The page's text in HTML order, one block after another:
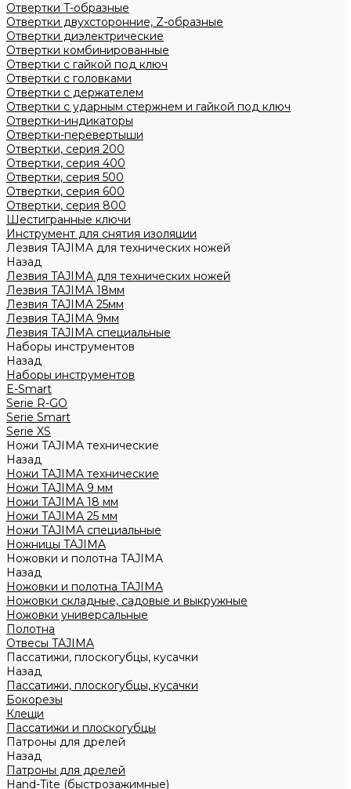
Отвертки T-образные
Отвертки двухсторонние, Z-образные
Отвертки диэлектрические
Отвертки комбинированные
Отвертки с гайкой под ключ
Отвертки с головками
Отвертки с держателем
Отвертки с ударным стержнем и гайкой под ключ
Отвертки-индикаторы
Отвертки-перевертыши
Отвертки, серия 200
Отвертки, серия 400
Отвертки, серия 500
Отвертки, серия 600
Отвертки, серия 800
Шестигранные ключи
Инструмент для снятия изоляции
Лезвия TAJIMA для технических ножей
Назад
Лезвия TAJIMA для технических ножей
Лезвия TAJIMA 18мм
Лезвия TAJIMA 25мм
Лезвия TAJIMA 9мм
Лезвия TAJIMA специальные
Наборы инструментов
Назад
Наборы инструментов
E-Smart
Serie R-GO
Serie Smart
Serie XS
Ножи TAJIMA технические
Назад
Ножи TAJIMA технические
Ножи TAJIMA 9 мм
Ножи TAJIMA 18 мм
Ножи TAJIMA 25 мм
Ножи TAJIMA специальные
Ножницы TAJIMA
Ножовки и полотна TAJIMA
Назад
Ножовки и полотна TAJIMA
Ножовки складные, садовые и выкружные
Ножовки универсальные
Полотна
Отвесы TAJIMA
Пассатижи, плоскогубцы, кусачки
Назад
Пассатижи, плоскогубцы, кусачки
Бокорезы
Клещи
Пассатижи и плоскогубцы
Патроны для дрелей
Назад
Патроны для дрелей
Hand-Tite (быстрозажимные)